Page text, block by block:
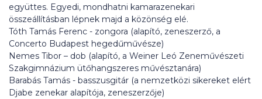
együttes. Egyedi, mondhatni kamarazenekari
összeállításban lépnek majd a közönség elé.
Tóth Tamás Ferenc - zongora (alapító, zeneszerző, a
Concerto Budapest hegedűművésze)
Nemes Tibor – dob (alapító, a Weiner Leó Zeneművészeti
Szakgimnázium ütőhangszeres művésztanára)
Barabás Tamás - basszusgitár (a nemzetközi sikereket elért
Djabe zenekar alapítója, zeneszerzője)